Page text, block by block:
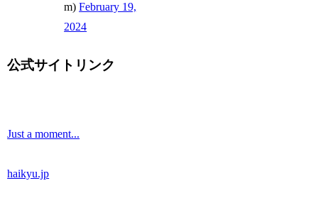
m)February 19,
2024
公式サイトリンク
Just a moment...
haikyu.jp